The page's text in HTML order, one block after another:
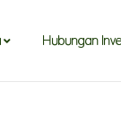
Hubungan
Hubungan